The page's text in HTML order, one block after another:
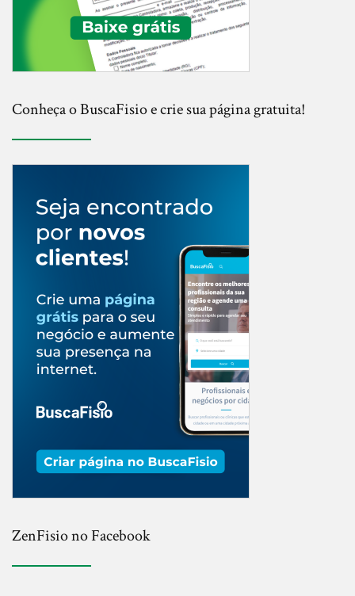
Conheça o BuscaFisio e crie sua página gratuita!
ZenFisio no Facebook